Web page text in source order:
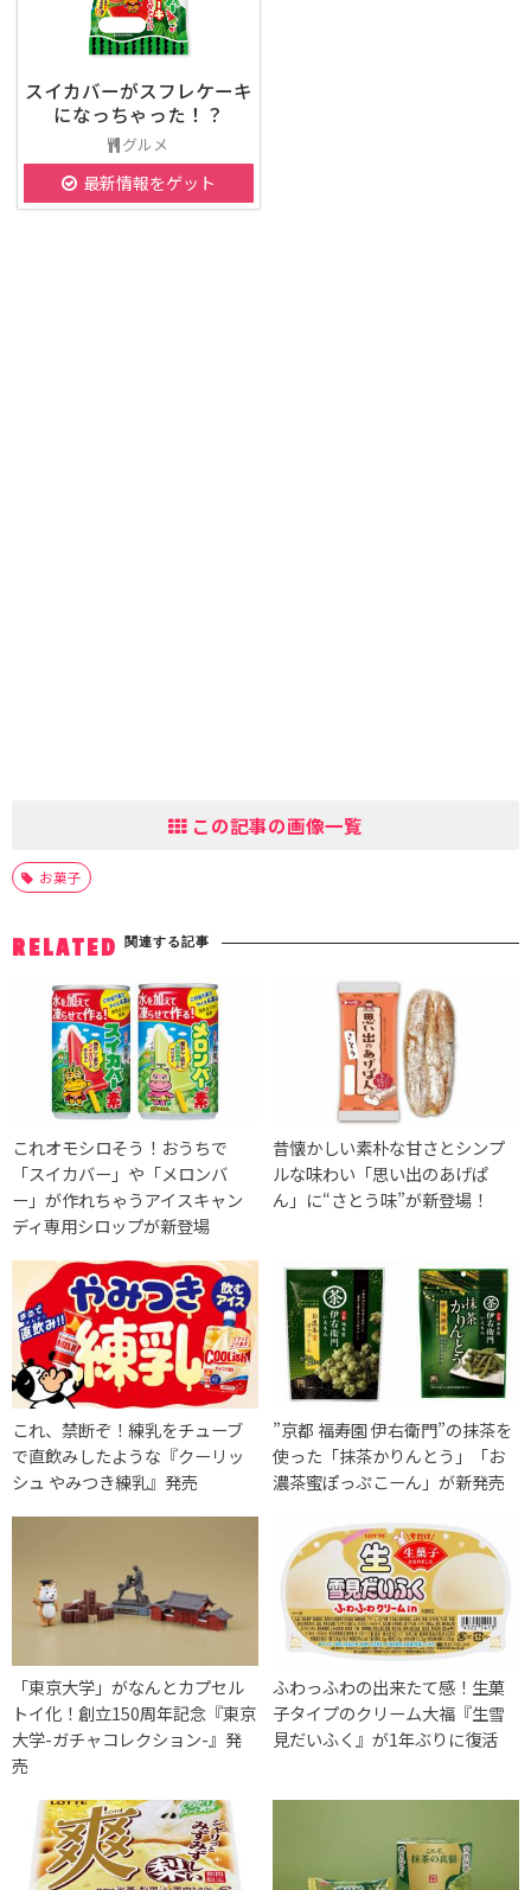
スイカバーがスフレケーキ
になっちゃった！？
グルメ
最新情報をゲット
この記事の画像一覧
お菓子
RELATED 関連する記事
これオモシロそう！おうちで
「スイカバー」や「メロンバ
ー」が作れちゃうアイスキャン
ディ専用シロップが新登場
昔懐かしい素朴な甘さとシンプ
ルな味わい「思い出のあげぱ
ん」に“さとう味”が新登場！
これ、禁断ぞ！練乳をチューブ
で直飲みしたような『クーリッ
シュ やみつき練乳』発売
”京都 福寿園 伊右衛門”の抹茶を
使った「抹茶かりんとう」「お
濃茶蜜ぽっぷこーん」が新発売
「東京大学」がなんとカプセル
トイ化！創立150周年記念『東京
大学-ガチャコレクション-』発
売
ふわっふわの出来たて感！生菓
子タイプのクリーム大福『生雪
見だいふく』が1年ぶりに復活